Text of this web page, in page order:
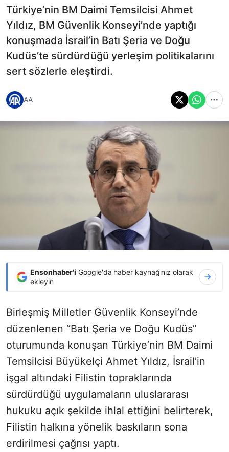
Türkiye’nin BM Daimi Temsilcisi Ahmet
Yıldız, BM Güvenlik Konseyi’nde yaptığı
konuşmada İsrail’in Batı Şeria ve Doğu
Kudüs’te sürdürdüğü yerleşim politikalarını
sert sözlerle eleştirdi.
AA
Ensonhaber'i Google'da haber kaynağınız olarak
ekleyin
Birleşmiş Milletler Güvenlik Konseyi’nde
düzenlenen “Batı Şeria ve Doğu Kudüs”
oturumunda konuşan Türkiye’nin BM Daimi
Temsilcisi Büyükelçi Ahmet Yıldız, İsrail’in
işgal altındaki Filistin topraklarında
sürdürdüğü uygulamaların uluslararası
hukuku açık şekilde ihlal ettiğini belirterek,
Filistin halkına yönelik baskıların sona
erdirilmesi çağrısı yaptı.